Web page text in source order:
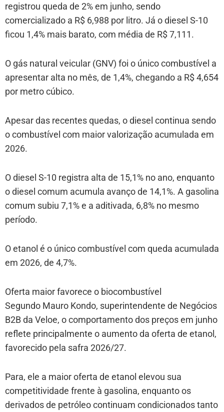
registrou queda de 2% em junho, sendo
comercializado a R$ 6,988 por litro. Já o diesel S-10
ficou 1,4% mais barato, com média de R$ 7,111.
O gás natural veicular (GNV) foi o único combustível a
apresentar alta no mês, de 1,4%, chegando a R$ 4,654
por metro cúbico.
Apesar das recentes quedas, o diesel continua sendo
o combustível com maior valorização acumulada em
2026.
O diesel S-10 registra alta de 15,1% no ano, enquanto
o diesel comum acumula avanço de 14,1%. A gasolina
comum subiu 7,1% e a aditivada, 6,8% no mesmo
período.
O etanol é o único combustível com queda acumulada
em 2026, de 4,7%.
Oferta maior favorece o biocombustível
Segundo Mauro Kondo, superintendente de Negócios
B2B da Veloe, o comportamento dos preços em junho
reflete principalmente o aumento da oferta de etanol,
favorecido pela safra 2026/27.
Para, ele a maior oferta de etanol elevou sua
competitividade frente à gasolina, enquanto os
derivados de petróleo continuam condicionados tanto